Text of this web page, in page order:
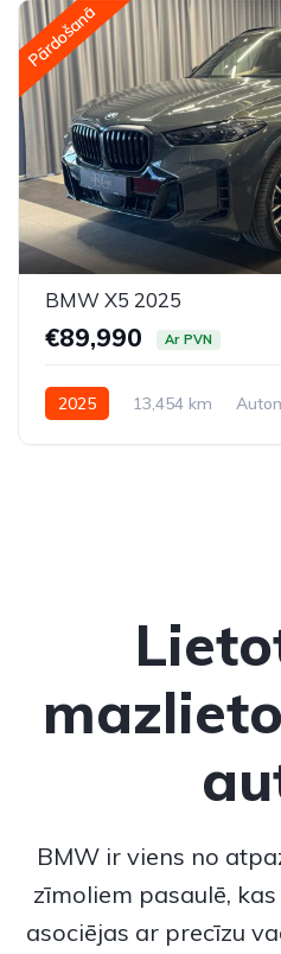
Pārdošanā
BMW X5 2025
€89,990 Ar PVN
2025 13,454 km
BMW ir viens no
zīmoliem pasaulē,
asociējas ar precīzu